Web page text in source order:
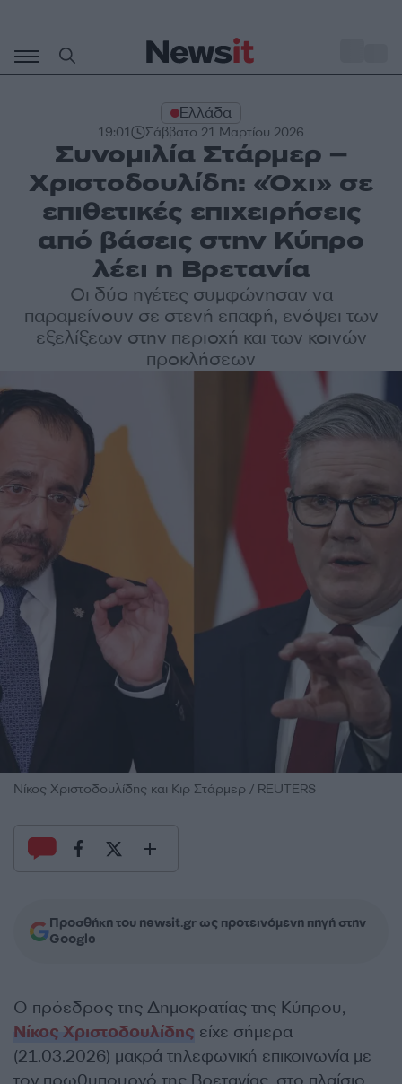
περιεχόμενο
Ελλάδα
19:01 Σάββατο 21 Μαρτίου 2026
Συνομιλία Στάρμερ –
Χριστοδουλίδη: «Όχι» σε
επιθετικές επιχειρήσεις
από βάσεις στην Κύπρο
λέει η Βρετανία
Οι δύο ηγέτες συμφώνησαν να
παραμείνουν σε στενή επαφή, ενόψει των
εξελίξεων στην περιοχή και των κοινών
προκλήσεων
Νίκος Χριστοδουλίδης και Κιρ Στάρμερ / REUTERS
Προσθήκη του newsit.gr ως προτεινόμενη πηγή στην
Google
Ο πρόεδρος της Δημοκρατίας της Κύπρου,
Νίκος Χριστοδουλίδης είχε σήμερα
(21.03.2026) μακρά τηλεφωνική επικοινωνία με